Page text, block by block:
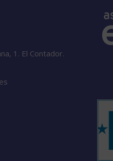
1. El Contador.